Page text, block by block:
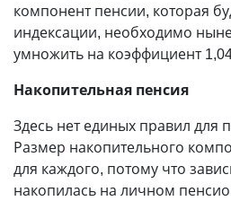
компонент пенсии, которая
индексации, необходимо
умножить на коэффициент
Накопительная пенсия
Здесь нет единых правил для
Размер накопительного
для каждого, потому что
накопилась на личном